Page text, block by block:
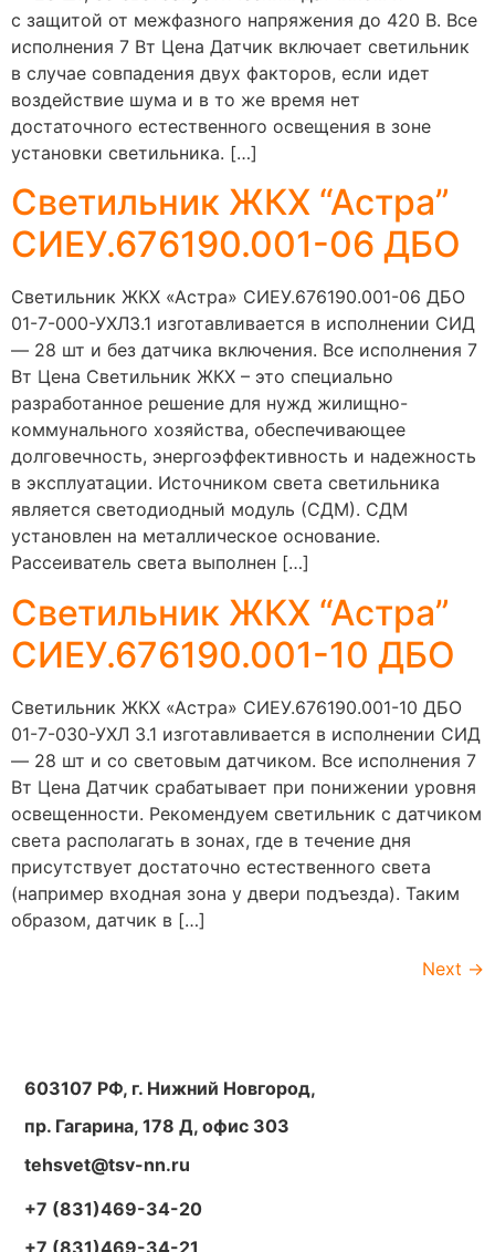
с защитой от межфазного напряжения до 420 В. Все
исполнения 7 Вт Цена Датчик включает светильник
в случае совпадения двух факторов, если идет
воздействие шума и в то же время нет
достаточного естественного освещения в зоне
установки светильника. […]
Светильник ЖКХ “Астра”
СИЕУ.676190.001-06 ДБО
Светильник ЖКХ «Астра» СИЕУ.676190.001-06 ДБО
01-7-000-УХЛ3.1 изготавливается в исполнении СИД
— 28 шт и без датчика включения. Все исполнения 7
Вт Цена Светильник ЖКХ – это специально
разработанное решение для нужд жилищно-
коммунального хозяйства, обеспечивающее
долговечность, энергоэффективность и надежность
в эксплуатации. Источником света светильника
является светодиодный модуль (СДМ). СДМ
установлен на металлическое основание.
Рассеиватель света выполнен […]
Светильник ЖКХ “Астра”
СИЕУ.676190.001-10 ДБО
Светильник ЖКХ «Астра» СИЕУ.676190.001-10 ДБО
01-7-030-УХЛ 3.1 изготавливается в исполнении СИД
— 28 шт и со световым датчиком. Все исполнения 7
Вт Цена Датчик срабатывает при понижении уровня
освещенности. Рекомендуем светильник с датчиком
света располагать в зонах, где в течение дня
присутствует достаточно естественного света
(например входная зона у двери подъезда). Таким
образом, датчик в […]
Next →
603107 РФ, г. Нижний Новгород,
пр. Гагарина, 178 Д, офис 303
tehsvet@tsv-nn.ru
+7 (831)469-34-20
+7 (831)469-34-21